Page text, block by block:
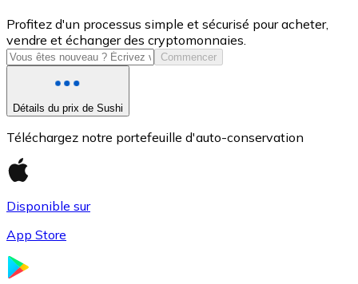
USD Coin
USDC
Profitez d'un processus simple et sécurisé pour acheter,
vendre et échanger des cryptomonnaies.
Commencer
Détails du prix de Sushi
Téléchargez notre portefeuille d'auto-conservation
Disponible sur
App Store